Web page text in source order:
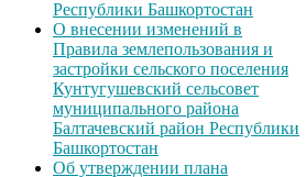
Республики Башкортостан
О внесении изменений в
Правила землепользования и
застройки сельского поселения
Кунтугушевский сельсовет
муниципального района
Балтачевский район Республики
Башкортостан
Об утверждении плана